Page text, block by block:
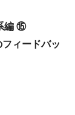
編 ⑮
ィードバッ